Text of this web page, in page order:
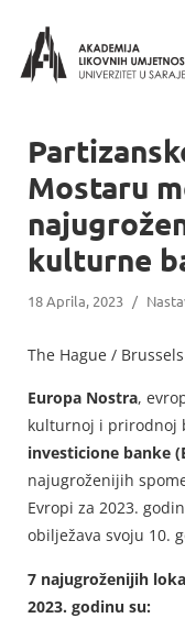
Mostaru
kulturne
18 Aprila, 2023 /
The Hague /
Europa Nostra,
kulturnoj i prirodnoj
investicione banke
najugroženijih
Evropi za 2023.
obilježava svoju 10.
7 najugroženijih
2023. godinu su: